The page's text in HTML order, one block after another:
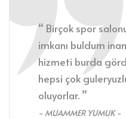
“ Birçok spor
imkanı buldum
hizmeti burda
hepsi çok
oluyorlar. ”
- MUAMMER YUMUK -